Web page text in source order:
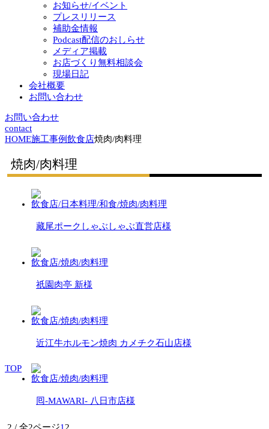
お知らせ/イベント
プレスリリース
補助金情報
Podcast配信のおしらせ
メディア掲載
お店づくり無料相談会
現場日記
会社概要
お問い合わせ
TOP
お問い合わせ
contact
HOME施工事例飲食店焼肉/肉料理
焼肉/肉料理
飲食店/日本料理/和食/焼肉/肉料理
藏尾ポークしゃぶしゃぶ直営店様
飲食店/焼肉/肉料理
祇園肉亭 新様
飲食店/焼肉/肉料理
近江牛ホルモン焼肉 カメチク石山店様
飲食店/焼肉/肉料理
囘-MAWARI- 八日市店様